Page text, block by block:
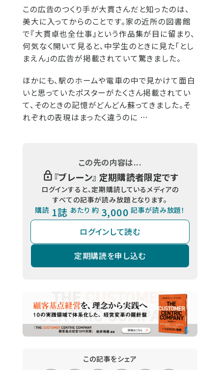
この広告のつくり手が大貫さんだと知ったのは、
美大に入ってからのことです。家の近所の図書館
で『大貫卓也全仕事』という作品集が目に留まり、
何気なく開いて見ると、中学生のときに見た「とし
まえん」の広告が掲載されていて驚きました。
ほかにも、駅のホームや電車の中で見かけて面白
いと思っていたポスターがたくさん掲載されてい
て、そのときの記憶がどんどん蘇ってきました。そ
れぞれの表現はまったく違うのに …
この先の内容は...
『ブレーン』 定期購読者限定です
ログインすると、定期購読しているメディアの
すべての記事が読み放題となります。
購読 1誌 あたり 約 3,000 記事が読み放題！
ログインして読む
定期購読を申し込む
この記事をシェア